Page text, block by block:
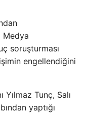
Medya
soruşturması
engellendiğini
Tunç, Salı
yaptığı